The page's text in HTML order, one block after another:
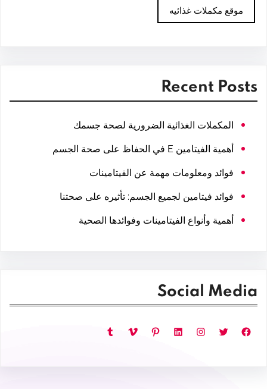
موقع مكملات غذائيه
Recent Posts
المكملات الغذائية الضرورية لصحة جسمك
أهمية الفيتامين E في الحفاظ على صحة الجسم
فوائد ومعلومات مهمة عن الفيتامينات
فوائد فيتامين لجميع الجسم: تأثيره على صحتنا
أهمية وأنواع الفيتامينات وفوائدها الصحية
Social Media
فيسبوك تويتر إنستجرام لينكد إن بينتريست فيميو تمبلر